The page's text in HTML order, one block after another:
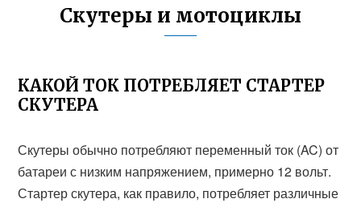
Скутеры и мотоциклы
КАКОЙ ТОК ПОТРЕБЛЯЕТ СТАРТЕР
СКУТЕРА
Скутеры обычно потребляют переменный ток (AC) от
батареи с низким напряжением, примерно 12 вольт.
Стартер скутера, как правило, потребляет различные